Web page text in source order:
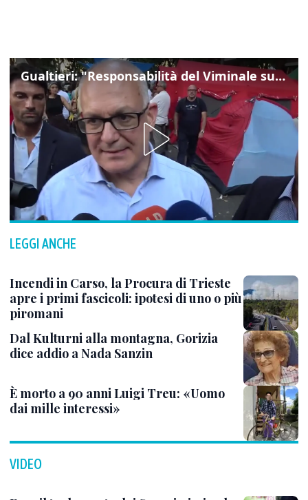
Gualtieri: "Responsabilità del Viminale su Spin Time? La posizione dei partiti è nota"
LEGGI ANCHE
Incendi in Carso, la Procura di Trieste
apre i primi fascicoli: ipotesi di uno o più
piromani
Dal Kulturni alla montagna, Gorizia
dice addio a Nada Sanzin
È morto a 90 anni Luigi Treu: «Uomo
dai mille interessi»
VIDEO